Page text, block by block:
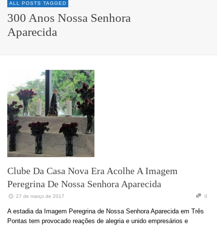
ALL POSTS TAGGED
300 Anos Nossa Senhora
Aparecida
Clube Da Casa Nova Era Acolhe A Imagem
Peregrina De Nossa Senhora Aparecida
27 de março de 2017 0
A estadia da Imagem Peregrina de Nossa Senhora Aparecida em Três
Pontas tem provocado reações de alegria e unido empresários e